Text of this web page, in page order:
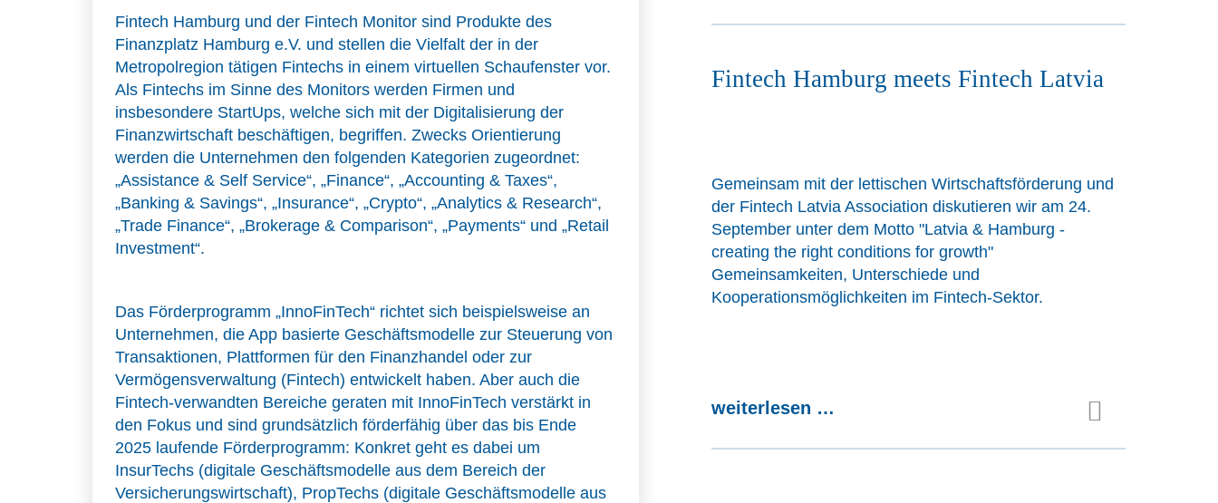
Fintech Hamburg und der Fintech Monitor sind Produkte des
Finanzplatz Hamburg e.V. und stellen die Vielfalt der in der
Metropolregion tätigen Fintechs in einem virtuellen Schaufenster vor.
Als Fintechs im Sinne des Monitors werden Firmen und
insbesondere StartUps, welche sich mit der Digitalisierung der
Finanzwirtschaft beschäftigen, begriffen. Zwecks Orientierung
werden die Unternehmen den folgenden Kategorien zugeordnet:
„Assistance & Self Service“, „Finance“, „Accounting & Taxes“,
„Banking & Savings“, „Insurance“, „Crypto“, „Analytics & Research“,
„Trade Finance“, „Brokerage & Comparison“, „Payments“ und „Retail
Investment“.
Das Förderprogramm „InnoFinTech“ richtet sich beispielsweise an
Unternehmen, die App basierte Geschäftsmodelle zur Steuerung von
Transaktionen, Plattformen für den Finanzhandel oder zur
Vermögensverwaltung (Fintech) entwickelt haben. Aber auch die
Fintech-verwandten Bereiche geraten mit InnoFinTech verstärkt in
den Fokus und sind grundsätzlich förderfähig über das bis Ende
2025 laufende Förderprogramm: Konkret geht es dabei um
InsurTechs (digitale Geschäftsmodelle aus dem Bereich der
Versicherungswirtschaft), PropTechs (digitale Geschäftsmodelle aus
Fintech Hamburg meets Fintech Latvia
Gemeinsam mit der lettischen Wirtschaftsförderung und
der Fintech Latvia Association diskutieren wir am 24.
September unter dem Motto "Latvia & Hamburg -
creating the right conditions for growth"
Gemeinsamkeiten, Unterschiede und
Kooperationsmöglichkeiten im Fintech-Sektor.
weiterlesen …